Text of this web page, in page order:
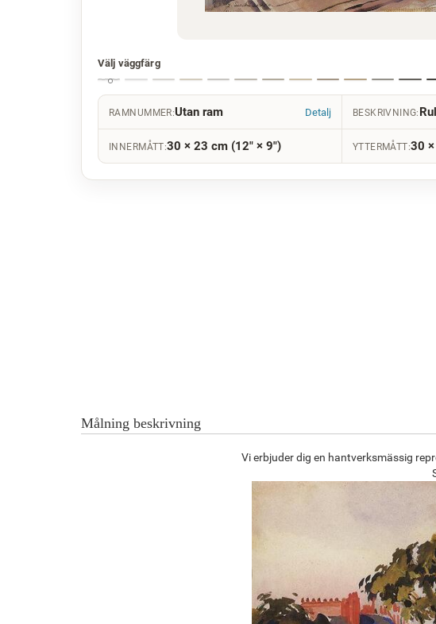
Välj väggfärg
RAMNUMMER:Utan ram Detalj BESKRIVNING:
INNERMÅTT:30 × 23 cm (12" × 9") YTTERMÅTT:30
Målning beskrivning
Vi erbjuder dig en hantverksmässig